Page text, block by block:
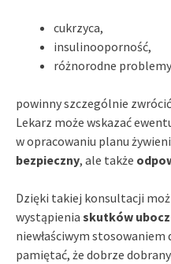
cukrzyca,
insulinooporność,
różnorodne
powinny szczególnie
Lekarz może wskazać
w opracowaniu planu
bezpieczny, ale także
Dzięki takiej konsultacji
wystąpienia skutków
niewłaściwym
pamiętać, że dobrze